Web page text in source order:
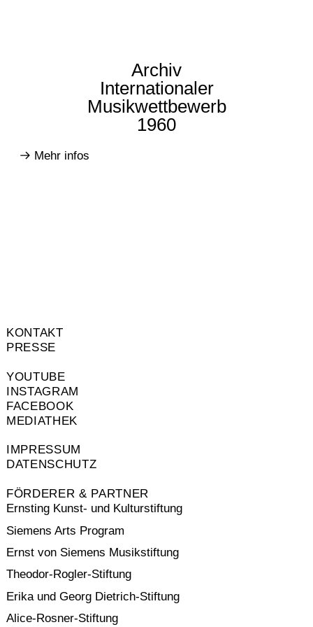
Archiv
Internationaler
Musikwettbewerb
1960
Mehr infos
KONTAKT
PRESSE
YOUTUBE
INSTAGRAM
FACEBOOK
MEDIATHEK
IMPRESSUM
DATENSCHUTZ
FÖRDERER & PARTNER
Ernsting Kunst- und Kulturstiftung
Siemens Arts Program
Ernst von Siemens Musikstiftung
Theodor-Rogler-Stiftung
Erika und Georg Dietrich-Stiftung
Alice-Rosner-Stiftung